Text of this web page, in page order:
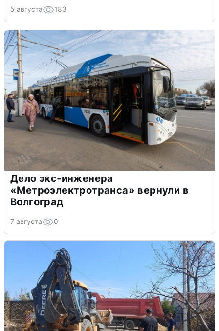
5 августа 183
Дело экс-инженера
«Метроэлектротранса» вернули в
Волгоград
7 августа 0